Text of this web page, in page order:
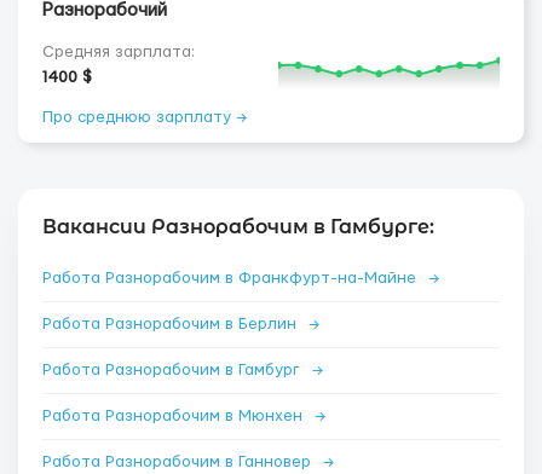
Разнорабочий
Средняя зарплата:
1400 $
Про среднюю зарплату →
Вакансии Разнорабочим в Гамбурге:
Работа Разнорабочим в Франкфурт-на-Майне →
Работа Разнорабочим в Берлин →
Работа Разнорабочим в Гамбург →
Работа Разнорабочим в Мюнхен →
Работа Разнорабочим в Ганновер →